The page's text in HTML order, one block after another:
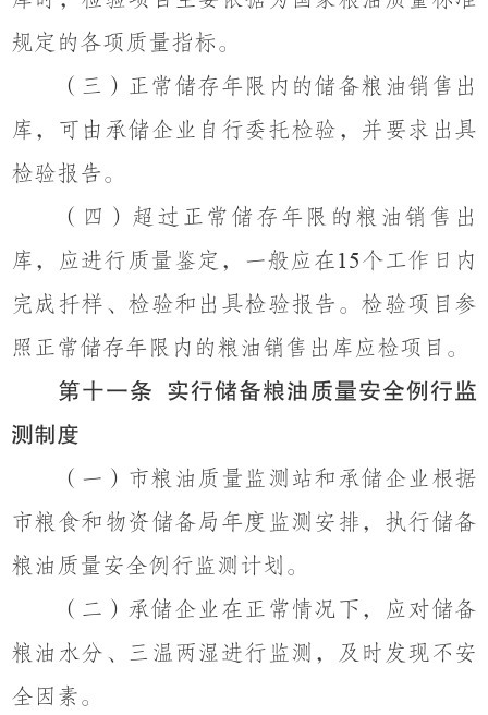
规定的各项质量指标。
（ 三） 正常储存年限内的储备粮油销售出
库，可由承储企业自行委托检验，并 要求 出具
检验报告。
（ 四） 超过正常储存年限的粮油销售出
库，
应进行质量鉴定，一般应在15个工作日内
完成扦样、检验和出具检验报告。检验项目参
照正常储存年限内的粮油销售出库应检项目。
第十一条
实行储备粮油质量安全例行监
测制度
（ 一） 市粮油质量 监测站和承储企业根据
市粮食和物资储备局年度监测安排，执行储备
粮油质量安全例行监测计划。
（ 二） 承储企业在正常情况下，应对储备
粮油水分、三温两湿进行监测，及时发现不安
全因素。